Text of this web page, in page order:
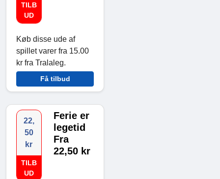
TILB
UD
Køb disse ude af
spillet varer fra 15.00
kr fra Tralaleg.
Få tilbud
22,
50
kr
TILB
UD
Ferie er
legetid
Fra
22,50 kr